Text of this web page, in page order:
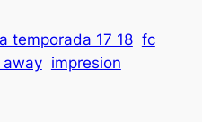
temporada 17 18 fc
away impresion